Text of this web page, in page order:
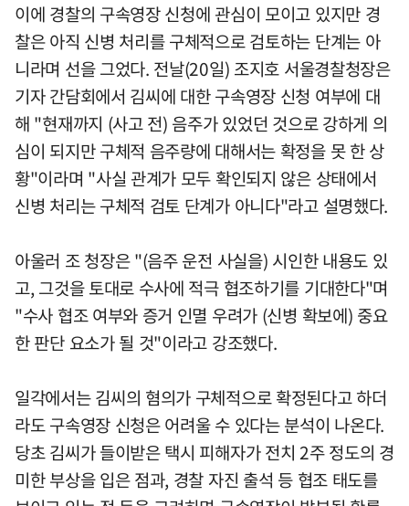
이에 경찰의 구속영장 신청에 관심이 모이고 있지만 경
찰은 아직 신병 처리를 구체적으로 검토하는 단계는 아
니라며 선을 그었다. 전날(20일) 조지호 서울경찰청장은
기자 간담회에서 김씨에 대한 구속영장 신청 여부에 대
해 "현재까지 (사고 전) 음주가 있었던 것으로 강하게 의
심이 되지만 구체적 음주량에 대해서는 확정을 못 한 상
황"이라며 "사실 관계가 모두 확인되지 않은 상태에서
신병 처리는 구체적 검토 단계가 아니다"라고 설명했다.
아울러 조 청장은 "(음주 운전 사실을) 시인한 내용도 있
고, 그것을 토대로 수사에 적극 협조하기를 기대한다"며
"수사 협조 여부와 증거 인멸 우려가 (신병 확보에) 중요
한 판단 요소가 될 것"이라고 강조했다.
일각에서는 김씨의 혐의가 구체적으로 확정된다고 하더
라도 구속영장 신청은 어려울 수 있다는 분석이 나온다.
당초 김씨가 들이받은 택시 피해자가 전치 2주 정도의 경
미한 부상을 입은 점과, 경찰 자진 출석 등 협조 태도를